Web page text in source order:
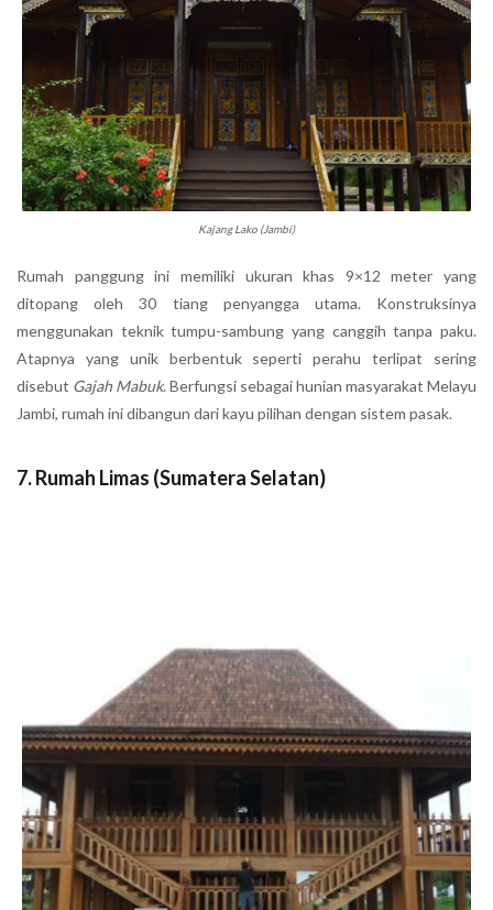
Kajang Lako (Jambi)
Rumah panggung ini memiliki ukuran khas 9×12 meter yang
ditopang oleh 30 tiang penyangga utama. Konstruksinya
menggunakan teknik tumpu-sambung yang canggih tanpa paku.
Atapnya yang unik berbentuk seperti perahu terlipat sering
disebut Gajah Mabuk. Berfungsi sebagai hunian masyarakat Melayu
Jambi, rumah ini dibangun dari kayu pilihan dengan sistem pasak.
7. Rumah Limas (Sumatera Selatan)